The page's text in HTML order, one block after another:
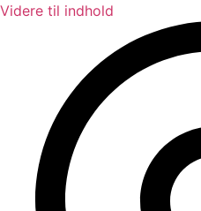
Videre til indhold